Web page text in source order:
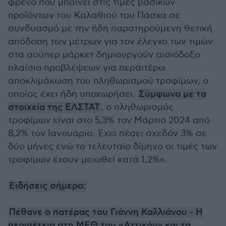
φρένο που μπαίνει στις τιμές βασικών
προϊόντων του Καλαθιού του Πάσχα σε
συνδυασμό με την ήδη παρατηρούμενη θετική
απόδοση των μέτρων για τον έλεγχο των τιμών
στα σούπερ μάρκετ δημιουργούν αισιόδοξο
πλαίσιο προβλέψεων για περαιτέρω
αποκλιμάκωση του πληθωρισμού τροφίμων, ο
οποίος έχει ήδη υποχωρήσει. Σύμφωνα με τα
στοιχεία της ΕΛΣΤΑΤ, ο πληθωρισμός
τροφίμων είναι στο 5,3% τον Μάρτιο 2024 από
8,2% τον Ιανουάριο. Έχει πέσει σχεδόν 3% σε
δύο μήνες ενώ το τελευταίο δίμηνο οι τιμές των
τροφίμων έχουν μειωθεί κατά 1,2%».
Ειδήσεις σήμερα:
Πέθανε ο πατέρας του Γιάννη Καλλιάνου - Η